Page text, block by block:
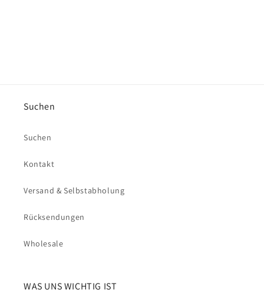
Suchen
Suchen
Kontakt
Versand & Selbstabholung
Rücksendungen
Wholesale
WAS UNS WICHTIG IST